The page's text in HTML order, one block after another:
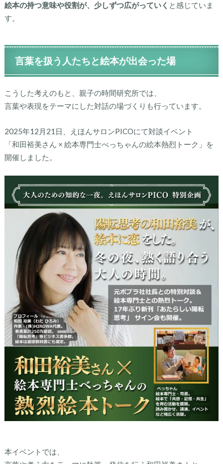
絵本の持つ意味や役割が、少しずつ広がっていく と感じていま
す。
言葉を扱う人たちと絵本が出会った場
こうした考えのもと、親子の時間研究所では、
言葉や表現をテーマにした対話の場づくりも行っています。
2025年12月21日、えほんサロンPICOにて対談イベント
「和田裕美さん × 絵本専門士べっちゃんの絵本熱烈トーク」を
開催しました。
本イベントでは、